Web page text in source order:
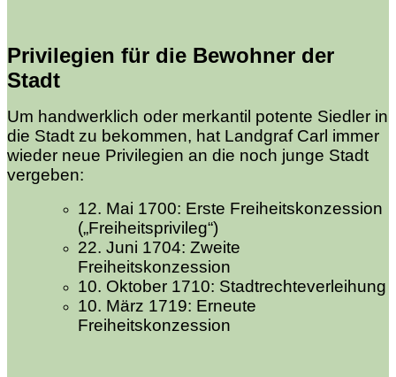
Privilegien für die Bewohner der
Stadt
Um handwerklich oder merkantil potente Siedler in
die Stadt zu bekommen, hat Landgraf Carl immer
wieder neue Privilegien an die noch junge Stadt
vergeben:
12. Mai 1700: Erste Freiheitskonzession
(„Freiheitsprivileg“)
22. Juni 1704: Zweite
Freiheitskonzession
10. Oktober 1710: Stadtrechteverleihung
10. März 1719: Erneute
Freiheitskonzession